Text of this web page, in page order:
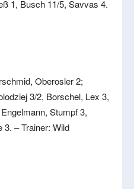
1, Busch 11/5, Savvas 4.
Oberosler 2;
3/2, Borschel, Lex 3,
Stumpf 3,
3. – Trainer: Wild